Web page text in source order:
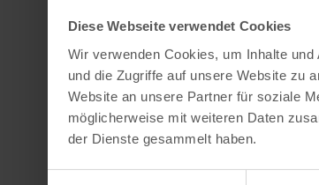
Diese Webseite verwendet Cookies
Wir verwenden Cookies, um Inhalte
und die Zugriffe auf unsere Website zu
Website an unsere Partner für soziale
möglicherweise mit weiteren Daten
der Dienste gesammelt haben.